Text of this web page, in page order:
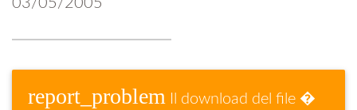
03/05/2005
report_problem Il download del file �